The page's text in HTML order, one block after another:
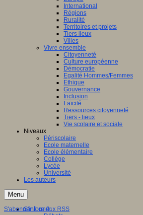
International
Régions
Ruralité
Territoires et projets
Tiers lieux
Villes
Vivre ensemble
Citoyenneté
Culture européenne
Démocratie
Egalité Hommes/Femmes
Ethique
Gouvernance
Inclusion
Laïcité
Ressources citoyenneté
Tiers - lieux
Vie scolaire et sociale
Niveaux
Périscolaire
Ecole maternelle
Ecole élémentaire
Collège
Lycée
Université
Les auteurs
Menu
S'informer
S'abonner à ce flux RSS